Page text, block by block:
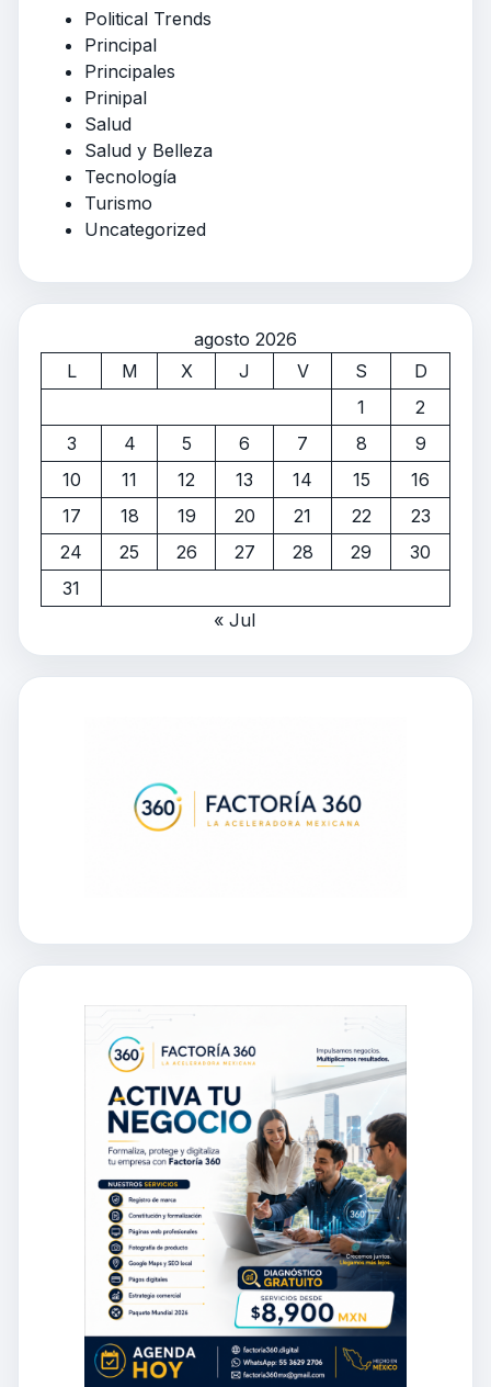
Political Trends
Principal
Principales
Prinipal
Salud
Salud y Belleza
Tecnología
Turismo
Uncategorized
agosto 2026
L
M X J V S
D
1
2
3
4 5 6 7 8
9
10
11 12 13 14 15
16
17
18 19 20 21 22
23
24
25 26 27 28 29
30
31
« Jul